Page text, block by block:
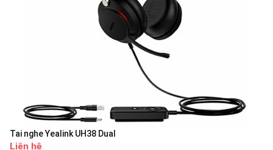
Tai nghe Yealink UH38 Dual
Liên hệ